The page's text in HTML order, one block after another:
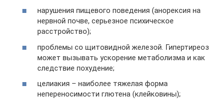
нарушения пищевого поведения (анорексия на
нервной почве, серьезное психическое
расстройство);
проблемы со щитовидной железой. Гипертиреоз
может вызывать ускорение метаболизма и как
следствие похудение;
целиакия – наиболее тяжелая форма
непереносимости глютена (клейковины);